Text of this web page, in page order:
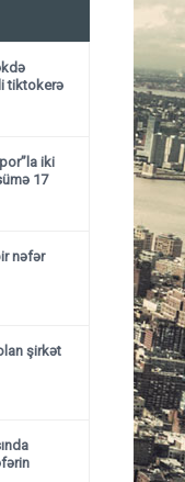
tiktokerə
iki
17
nəfər
şirkət